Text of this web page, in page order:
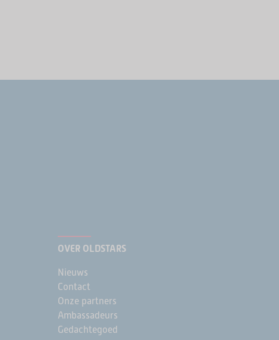
OVER OLDSTARS
Nieuws
Contact
Onze partners
Ambassadeurs
Gedachtegoed